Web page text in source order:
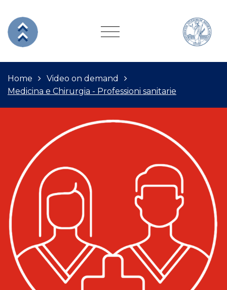
Home
Video on demand
Medicina e Chirurgia - Professioni sanitarie